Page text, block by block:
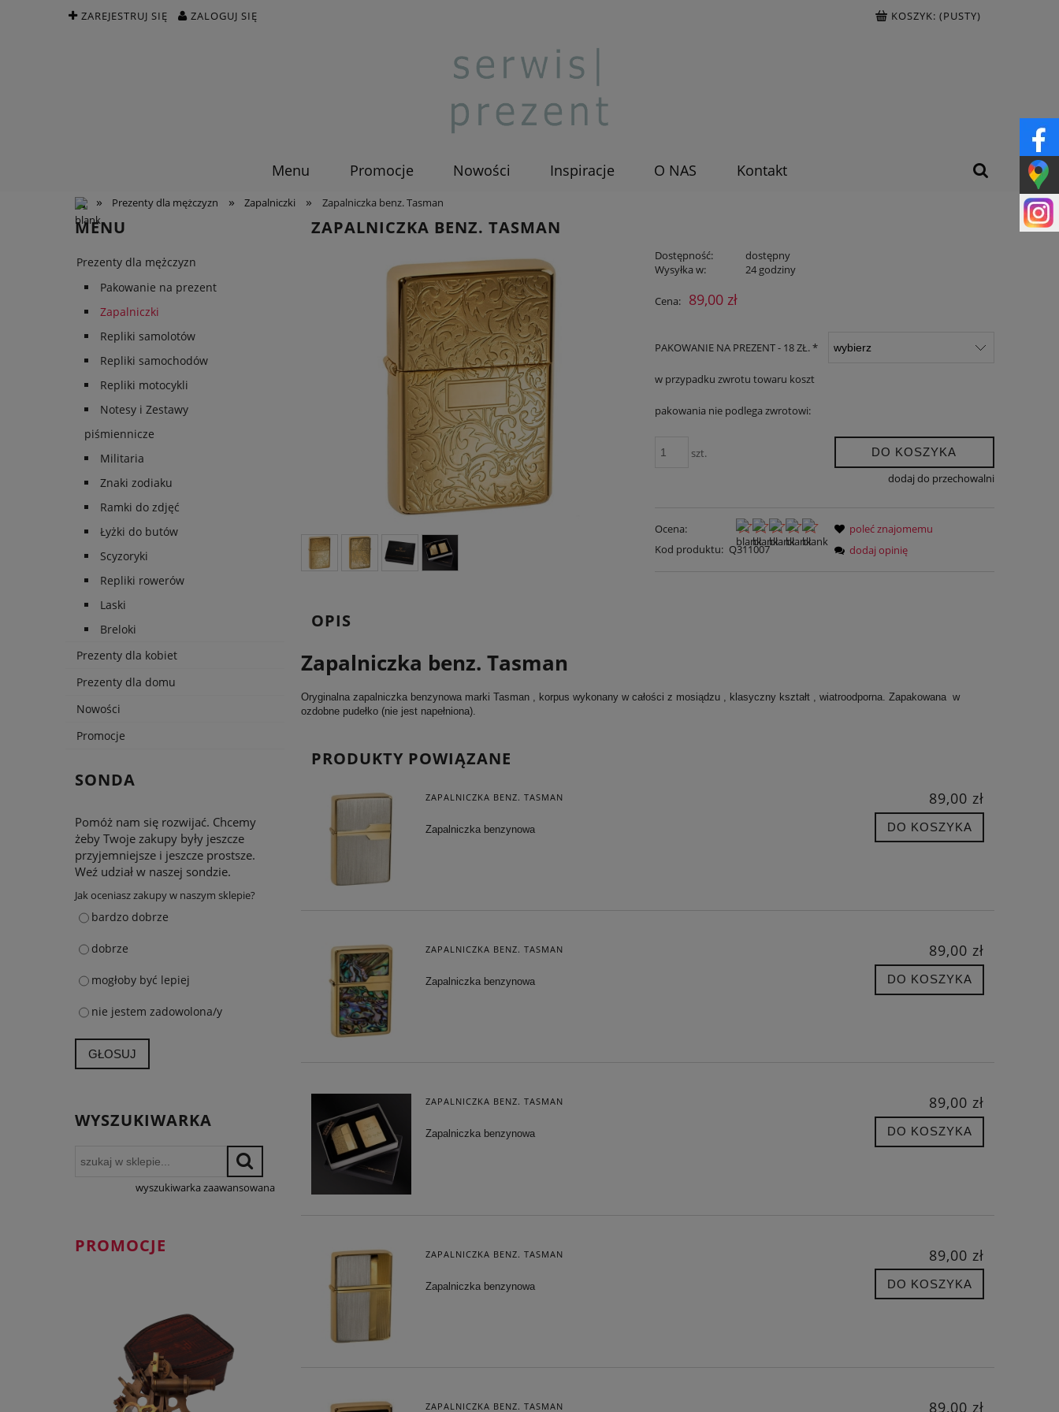
ZAREJESTRUJ SIĘ ZALOGUJ SIĘ KOSZYK: (PUSTY)
Menu Promocje Nowości Inspiracje O NAS Kontakt
» Prezenty dla mężczyzn » Zapalniczki » Zapalniczka benz. Tasman
MENU
Prezenty dla mężczyzn
Pakowanie na prezent
Zapalniczki
Repliki samolotów
Repliki samochodów
Repliki motocykli
Notesy i Zestawy
piśmiennicze
Militaria
Znaki zodiaku
Ramki do zdjęć
Łyżki do butów
Scyzoryki
Repliki rowerów
Laski
Breloki
Prezenty dla kobiet
Prezenty dla domu
Nowości
Promocje
SONDA
Pomóż nam się rozwijać. Chcemy
żeby Twoje zakupy były jeszcze
przyjemniejsze i jeszcze prostsze.
Weź udział w naszej sondzie.
Jak oceniasz zakupy w naszym sklepie?
bardzo dobrze
dobrze
mogłoby być lepiej
nie jestem zadowolona/y
GŁOSUJ
WYSZUKIWARKA
wyszukiwarka zaawansowana
PROMOCJE
ZAPALNICZKA BENZ. TASMAN
Dostępność:
dostępny
Wysyłka w:
24 godziny
Cena: 89,00 zł
PAKOWANIE NA PREZENT - 18 ZŁ. *
w przypadku zwrotu towaru koszt
pakowania nie podlega zwrotowi:
szt. DO KOSZYKA
dodaj do przechowalni
Ocena:
Kod produktu: Q311007
poleć znajomemu
dodaj opinię
OPIS
Zapalniczka benz. Tasman
Oryginalna zapalniczka benzynowa marki Tasman , korpus wykonany w całości z mosiądzu , klasyczny kształt , wiatroodporna. Zapakowana w
ozdobne pudełko (nie jest napełniona).
PRODUKTY POWIĄZANE
ZAPALNICZKA BENZ. TASMAN
Zapalniczka benzynowa
89,00 zł
DO KOSZYKA
ZAPALNICZKA BENZ. TASMAN
Zapalniczka benzynowa
89,00 zł
DO KOSZYKA
ZAPALNICZKA BENZ. TASMAN
Zapalniczka benzynowa
89,00 zł
DO KOSZYKA
ZAPALNICZKA BENZ. TASMAN
Zapalniczka benzynowa
89,00 zł
DO KOSZYKA
ZAPALNICZKA BENZ. TASMAN 89,00 zł